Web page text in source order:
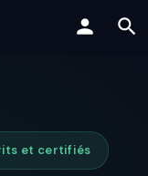
et certifiés